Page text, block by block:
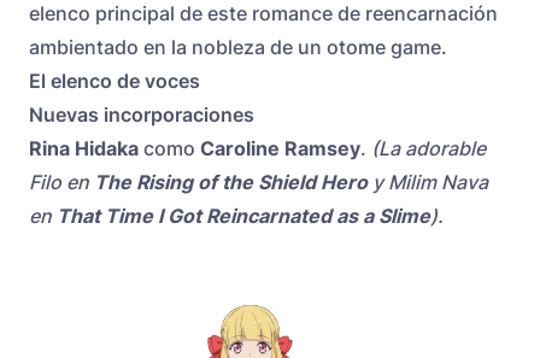
elenco principal de este romance de reencarnación
ambientado en la nobleza de un otome game.
El elenco de voces
Nuevas incorporaciones
Rina Hidaka como Caroline Ramsey. (La adorable
Filo en The Rising of the Shield Heroy Milim Nava
en That Time I Got Reincarnated as a Slime).